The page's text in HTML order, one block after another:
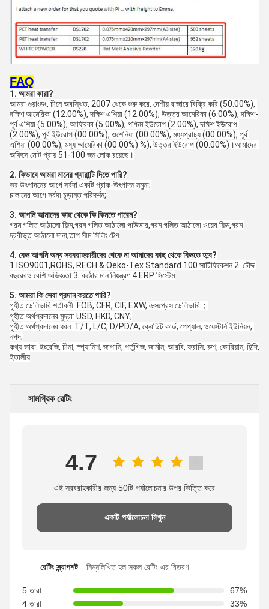
FAQ
1. আমরা কারা?
আমরা গুয়াংডং, চীনে অবস্থিত, 2007 থেকে শুরু করে, দেশীয় বাজারে বিক্রি করি (50.00%),
দক্ষিণ আমেরিকা (12.00%), দক্ষিণ এশিয়া (12.00%), উত্তর আমেরিকা (6.00%), দক্ষিণ-
পূর্ব এশিয়া (5.00%), আফ্রিকা (5.00%), পশ্চিম ইউরোপ (2.00%), দক্ষিণ ইউরোপ
(2.00%), পূর্ব ইউরোপ (00.00%), ওশেনিয়া (00.00%), মধ্যপ্রাচ্য (00.00%), পূর্ব
এশিয়া (00.00%), মধ্য আমেরিকা (00.00%) %), উত্তর ইউরোপ (00.00%)।আমাদের
অফিসে মোট প্রায় 51-100 জন লোক রয়েছে।
2. কিভাবে আমরা মানের গ্যারান্টি দিতে পারি?
ভর উৎপাদনের আগে সর্বদা একটি প্রাক-উৎপাদন নমুনা;
চালানের আগে সর্বদা চূড়ান্ত পরিদর্শন;
3. আপনি আমাদের কাছ থেকে কি কিনতে পারেন?
গরম গলিত আঠালো ফিল্ম,গরম গলিত আঠালো পাউডার,গরম গলিত আঠালো ওয়েব ফিল্ম,গরম
দ্রবীভূত আঠালো দানা,তাপ সীম সিলিং টেপ
4. কেন আপনি অন্য সরবরাহকারীদের থেকে না আমাদের কাছ থেকে কিনতে হবে?
1.ISO9001,ROHS, RECH & Oeko-Tex Standard 100 সার্টিফিকেশন 2. চৌদ্দ
বছরেরও বেশি অভিজ্ঞতা 3. কঠোর মান নিয়ন্ত্রণ 4.ERP সিস্টেম
5. আমরা কি সেবা প্রদান করতে পারি?
গৃহীত ডেলিভারি শর্তাবলী: FOB, CFR, CIF, EXW, এক্সপ্রেস ডেলিভারি；
গৃহীত অর্থপ্রদানের মুদ্রা: USD, HKD, CNY;
গৃহীত অর্থপ্রদানের ধরন: T/T, L/C, D/PD/A, ক্রেডিট কার্ড, পেপ্যাল, ওয়েস্টার্ন ইউনিয়ন,
নগদ;
কথ্য ভাষা: ইংরেজি, চীনা, স্প্যানিশ, জাপানি, পর্তুগিজ, জার্মান, আরবি, ফরাসি, রুশ, কোরিয়ান, হিন্দি,
ইতালীয়
সামগ্রিক রেটিং
4.7
এই সরবরাহকারীর জন্য 50টি পর্যালোচনার উপর ভিত্তি করে
একটি পর্যালোচনা লিখুন
রেটিং স্ন্যাপশট নিম্নলিখিত হল সকল রেটিং এর বিতরণ
5 তারা
67%
4 তারা
33%